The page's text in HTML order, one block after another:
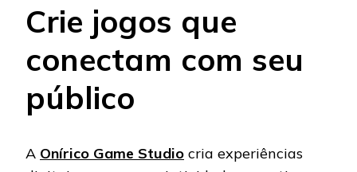
Crie jogos que
conectam com seu
público
A Onírico Game Studio cria experiências